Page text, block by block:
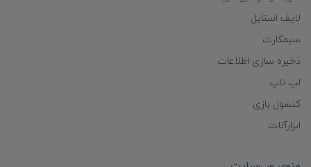
لایف استایل
سیمکارت
ذخیره سازی اطلاعات
لپ تاپ
کنسول بازی
ابزارآلات